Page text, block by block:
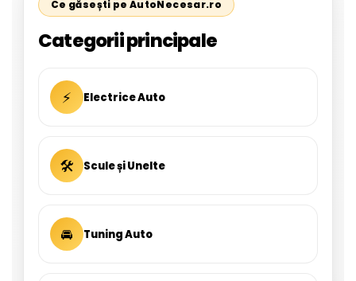
Ce găsești pe AutoNecesar.ro
Categorii principale
⚡ Electrice Auto
🛠 Scule și Unelte
🚘 Tuning Auto